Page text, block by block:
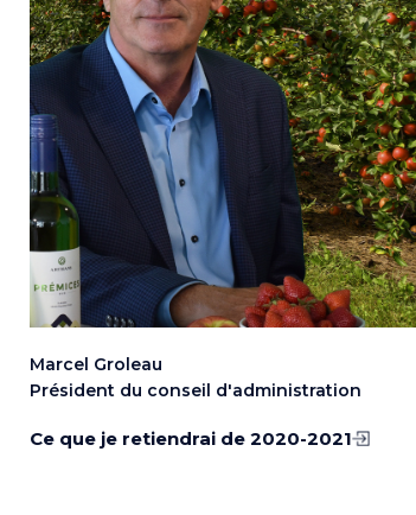
Marcel Groleau
Président du conseil d'administration
Ce que je retiendrai de 2020-2021